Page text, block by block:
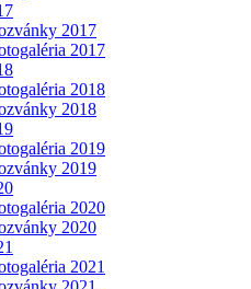
2017
2017
2018
2018
2019
2019
2020
2020
2021